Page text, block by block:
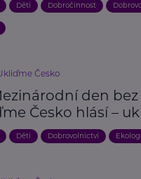
Děti Dobročinnost
Česko
den
Česko hlásí –
Děti Dobrovolnictví